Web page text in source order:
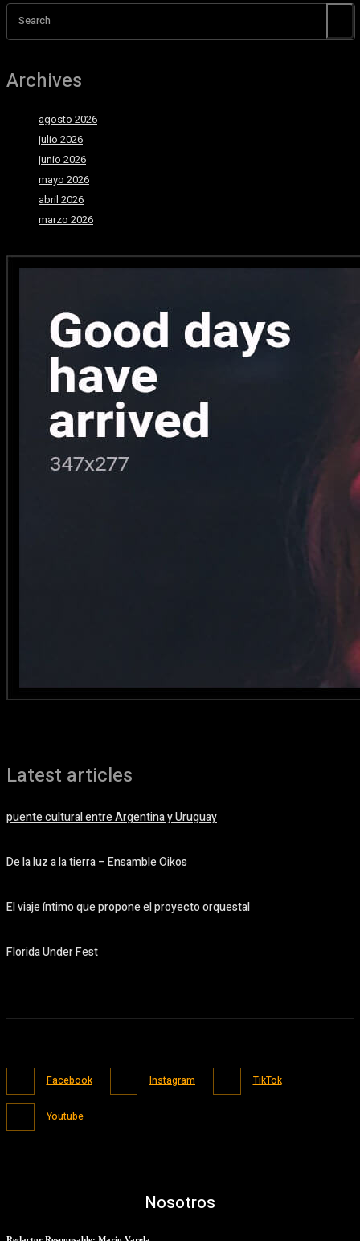
Search
Archives
agosto 2026
julio 2026
junio 2026
mayo 2026
abril 2026
marzo 2026
Latest articles
puente cultural entre Argentina y Uruguay
De la luz a la tierra – Ensamble Oikos
El viaje íntimo que propone el proyecto orquestal
Florida Under Fest
Facebook Instagram TikTok
Youtube
Nosotros
Redactor Responsable: Mario Varela.